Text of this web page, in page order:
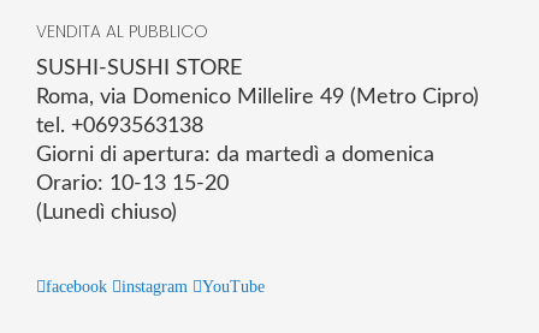
VENDITA AL PUBBLICO
SUSHI-SUSHI STORE
Roma, via Domenico Millelire 49 (Metro Cipro)
tel. +0693563138
Giorni di apertura: da martedì a domenica
Orario: 10-13 15-20
(Lunedì chiuso)
facebook instagram YouTube